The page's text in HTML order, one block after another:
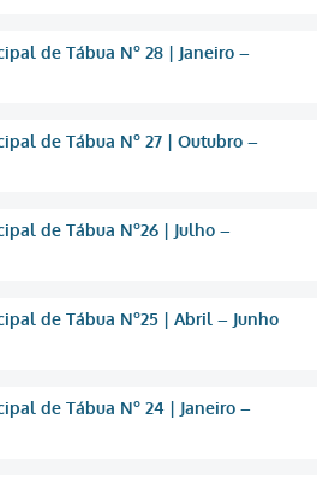
de Tábua Nº 28 | Janeiro –
de Tábua Nº 27 | Outubro –
de Tábua Nº26 | Julho –
de Tábua Nº25 | Abril – Junho
de Tábua Nº 24 | Janeiro –